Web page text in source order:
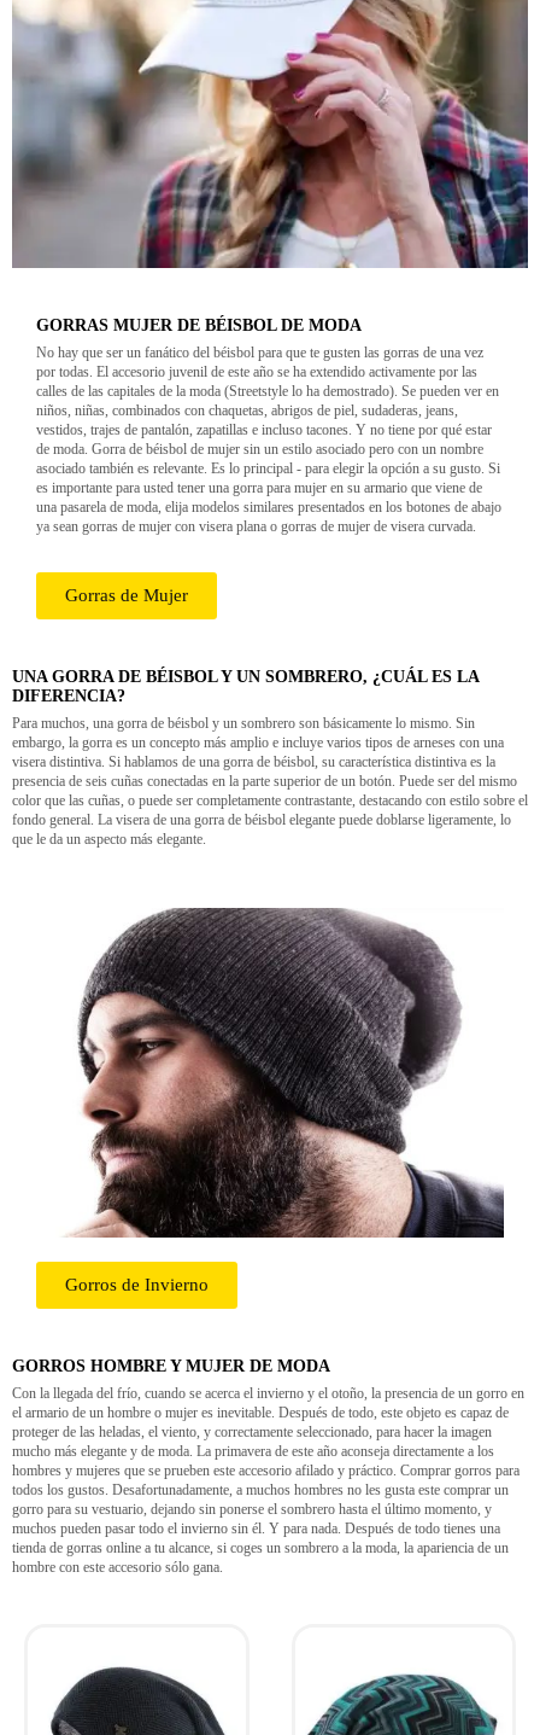
GORRAS MUJER DE BÉISBOL DE MODA
No hay que ser un fanático del béisbol para que te gusten las gorras de una vez
por todas. El accesorio juvenil de este año se ha extendido activamente por las
calles de las capitales de la moda (Streetstyle lo ha demostrado). Se pueden ver en
niños, niñas, combinados con chaquetas, abrigos de piel, sudaderas, jeans,
vestidos, trajes de pantalón, zapatillas e incluso tacones. Y no tiene por qué estar
de moda. Gorra de béisbol de mujer sin un estilo asociado pero con un nombre
asociado también es relevante. Es lo principal - para elegir la opción a su gusto. Si
es importante para usted tener una gorra para mujer en su armario que viene de
una pasarela de moda, elija modelos similares presentados en los botones de abajo
ya sean gorras de mujer con visera plana o gorras de mujer de visera curvada.
Gorras de Mujer
UNA GORRA DE BÉISBOL Y UN SOMBRERO, ¿CUÁL ES LA
DIFERENCIA?
Para muchos, una gorra de béisbol y un sombrero son básicamente lo mismo. Sin
embargo, la gorra es un concepto más amplio e incluye varios tipos de arneses con una
visera distintiva. Si hablamos de una gorra de béisbol, su característica distintiva es la
presencia de seis cuñas conectadas en la parte superior de un botón. Puede ser del mismo
color que las cuñas, o puede ser completamente contrastante, destacando con estilo sobre el
fondo general. La visera de una gorra de béisbol elegante puede doblarse ligeramente, lo
que le da un aspecto más elegante.
Gorros de Invierno
GORROS HOMBRE Y MUJER DE MODA
Con la llegada del frío, cuando se acerca el invierno y el otoño, la presencia de un gorro en
el armario de un hombre o mujer es inevitable. Después de todo, este objeto es capaz de
proteger de las heladas, el viento, y correctamente seleccionado, para hacer la imagen
mucho más elegante y de moda. La primavera de este año aconseja directamente a los
hombres y mujeres que se prueben este accesorio afilado y práctico. Comprar gorros para
todos los gustos. Desafortunadamente, a muchos hombres no les gusta este comprar un
gorro para su vestuario, dejando sin ponerse el sombrero hasta el último momento, y
muchos pueden pasar todo el invierno sin él. Y para nada. Después de todo tienes una
tienda de gorras online a tu alcance, si coges un sombrero a la moda, la apariencia de un
hombre con este accesorio sólo gana.